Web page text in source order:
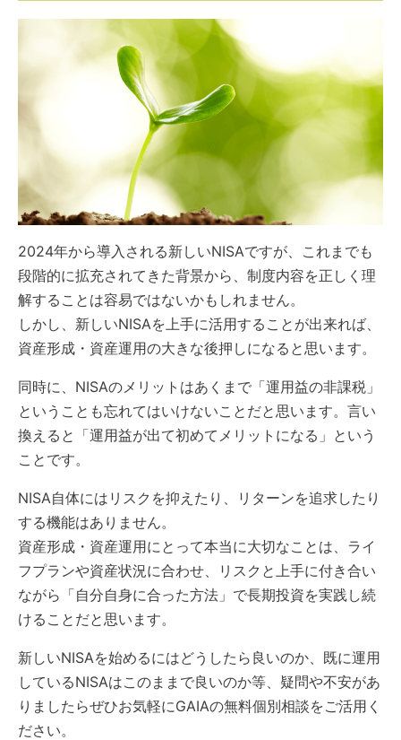
2024年から導入される新しいNISAですが、これまでも
段階的に拡充されてきた背景から、制度内容を正しく理
解することは容易ではないかもしれません。
しかし、新しいNISAを上手に活用することが出来れば、
資産形成・資産運用の大きな後押しになると思います。
同時に、NISAのメリットはあくまで「運用益の非課税」
ということも忘れてはいけないことだと思います。言い
換えると「運用益が出て初めてメリットになる」という
ことです。
NISA自体にはリスクを抑えたり、リターンを追求したり
する機能はありません。
資産形成・資産運用にとって本当に大切なことは、ライ
フプランや資産状況に合わせ、リスクと上手に付き合い
ながら「自分自身に合った方法」で長期投資を実践し続
けることだと思います。
新しいNISAを始めるにはどうしたら良いのか、既に運用
しているNISAはこのままで良いのか等、疑問や不安があ
りましたらぜひお気軽にGAIAの無料個別相談をご活用く
ださい。